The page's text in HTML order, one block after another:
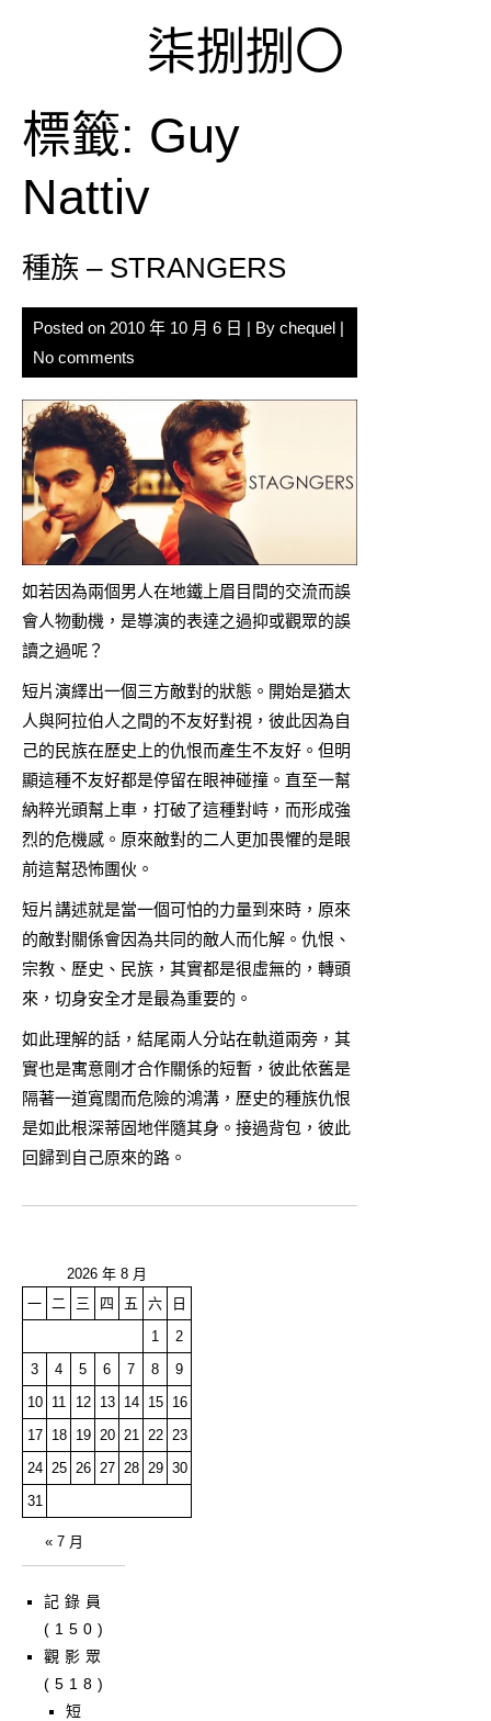
柒捌捌〇
標籤: Guy
Nattiv
種族 – STRANGERS
Posted on 2010 年 10 月 6 日 | By chequel |
No comments
如若因為兩個男人在地鐵上眉目間的交流而誤
會人物動機，是導演的表達之過抑或觀眾的誤
讀之過呢？
短片演繹出一個三方敵對的狀態。開始是猶太
人與阿拉伯人之間的不友好對視，彼此因為自
己的民族在歷史上的仇恨而產生不友好。但明
顯這種不友好都是停留在眼神碰撞。直至一幫
納粹光頭幫上車，打破了這種對峙，而形成強
烈的危機感。原來敵對的二人更加畏懼的是眼
前這幫恐怖團伙。
短片講述就是當一個可怕的力量到來時，原來
的敵對關係會因為共同的敵人而化解。仇恨、
宗教、歷史、民族，其實都是很虛無的，轉頭
來，切身安全才是最為重要的。
如此理解的話，結尾兩人分站在軌道兩旁，其
實也是寓意剛才合作關係的短暫，彼此依舊是
隔著一道寬闊而危險的鴻溝，歷史的種族仇恨
是如此根深蒂固地伴隨其身。接過背包，彼此
回歸到自己原來的路。
2026 年 8 月
一
二 三 四 五 六
日
1
2
3
4 5 6 7 8
9
10
11 12 13 14 15
16
17
18 19 20 21 22
23
24
25 26 27 28 29 30
31
« 7 月
記錄員
(150)
觀影眾
(518)
短